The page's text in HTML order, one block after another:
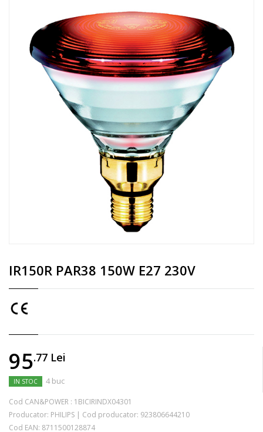
IR150R PAR38 150W E27 230V
95.77 Lei
IN STOC 4 buc
Cod CAN&POWER : 1BICIRINDX04301
Producator: PHILIPS | Cod producator: 923806644210
Cod EAN: 8711500128874